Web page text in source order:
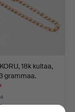
18k kultaa,
grammaa.